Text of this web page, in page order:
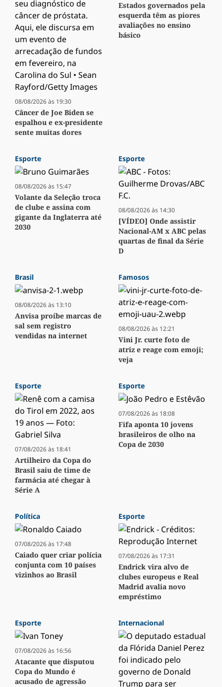
08/08/2026 às 19:30
Câncer de Joe Biden se
espalhou e ex-presidente
sente muitas dores
Estados governados pela
esquerda têm as piores
avaliações no ensino
básico
Esporte
08/08/2026 às 15:47
Volante da Seleção troca
de clube e assina com
gigante da Inglaterra até
2030
Esporte
08/08/2026 às 14:30
[VÍDEO] Onde assistir
Nacional-AM x ABC pelas
quartas de final da Série
D
Brasil
08/08/2026 às 13:10
Anvisa proíbe marcas de
sal sem registro
vendidas na internet
Famosos
08/08/2026 às 12:21
Vini Jr. curte foto de
atriz e reage com emoji;
veja
Esporte
07/08/2026 às 18:41
Artilheiro da Copa do
Brasil saiu de time de
farmácia até chegar à
Série A
Esporte
07/08/2026 às 18:08
Fifa aponta 10 jovens
brasileiros de olho na
Copa de 2030
Política
07/08/2026 às 17:48
Caiado quer criar polícia
conjunta com 10 países
vizinhos ao Brasil
Esporte
07/08/2026 às 17:31
Endrick vira alvo de
clubes europeus e Real
Madrid avalia novo
empréstimo
Esporte
07/08/2026 às 16:56
Atacante que disputou
Copa do Mundo é
acusado de agressão
Internacional